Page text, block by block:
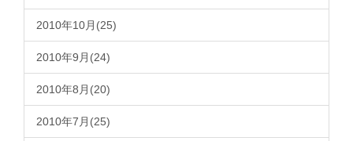
2010年10月(25)
2010年9月(24)
2010年8月(20)
2010年7月(25)